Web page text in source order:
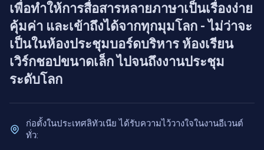
เพื่อทำให้การสื่อสารหลายภาษาเป็นเรื่องง่าย
คุ้มค่า และเข้าถึงได้จากทุกมุมโลก - ไม่ว่าจะ
เป็นในห้องประชุมบอร์ดบริหาร ห้องเรียน
เวิร์กชอปขนาดเล็ก ไปจนถึงงานประชุม
ระดับโลก
ก่อตั้งในประเทศลิทัวเนีย ได้รับความไว้วางใจในงานอีเวนต์
ทั่ว: